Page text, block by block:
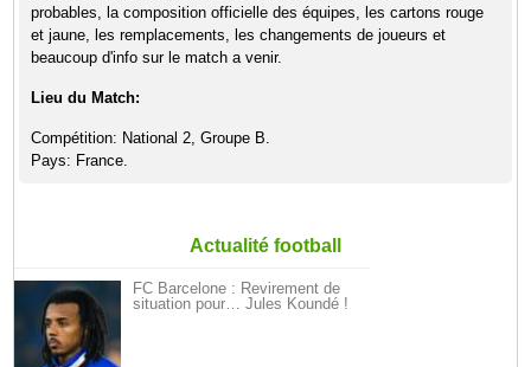
probables, la composition officielle des équipes, les cartons rouge
et jaune, les remplacements, les changements de joueurs et
beaucoup d'info sur le match a venir.
Lieu du Match:
Compétition: National 2, Groupe B.
Pays: France.
Actualité football
FC Barcelone : Revirement de
situation pour… Jules Koundé !